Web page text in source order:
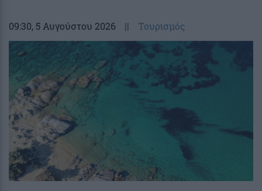
09:30, 5 Αυγούστου 2026 || Τουρισμός